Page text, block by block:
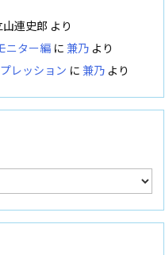
山連史郎 より
ニター編 に 兼乃 より
レッション に 兼乃 より